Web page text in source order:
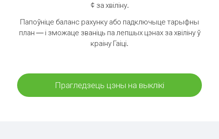
¢ за хвіліну.
Папоўніце баланс рахунку або падключыце тарыфны
план — і зможаце званіць па лепшых цэнах за хвіліну ў
краіну Гаіці.
Прагледзець цэны на выклікі